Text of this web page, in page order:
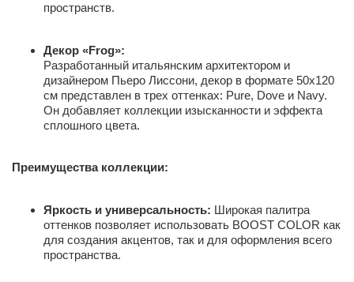
пространств.
Декор «Frog»:
Разработанный итальянским архитектором и
дизайнером Пьеро Лиссони, декор в формате 50х120
см представлен в трех оттенках: Pure, Dove и Navy.
Он добавляет коллекции изысканности и эффекта
сплошного цвета.
Преимущества коллекции:
Яркость и универсальность: Широкая палитра
оттенков позволяет использовать BOOST COLOR как
для создания акцентов, так и для оформления всего
пространства.